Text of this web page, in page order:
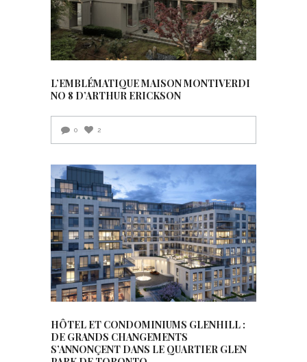
L’EMBLÉMATIQUE MAISON MONTIVERDI
NO 8 D’ARTHUR ERICKSON
0 2
HÔTEL ET CONDOMINIUMS GLENHILL :
DE GRANDS CHANGEMENTS
S’ANNONÇENT DANS LE QUARTIER GLEN